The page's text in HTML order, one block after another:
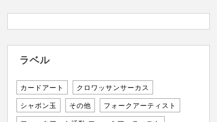
ラベル
カードアート クロワッサンサーカス
シャボン玉 その他 フォークアーティスト